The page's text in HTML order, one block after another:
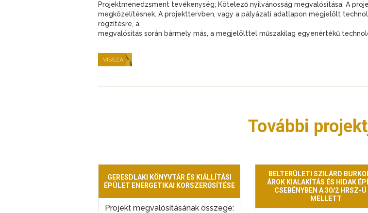
Projektmenedzsment tevékenység; Kötelező nyilvánosság megvalósítása. A
megközelítésnek. A projekttervben, vagy a pályázati adatlapon megjelölt
rögzítésre, a
megvalósítás során bármely más, a megjelölttel műszakilag egyenértékű
VISSZA
További
GERESDLAKI KÖNYVTÁR ÉS KIÁLLÍTÁSI
ÉPÜLET ENERGETIKAI KORSZERŰSÍTÉSE
Projekt megvalósításának összege:
BELTERÜLETI SZILÁRD
ÁROK KIALAKÍTÁS ÉS HIDAK
CSEBÉNYBEN A 30/2 HRSZ-
MELLETT